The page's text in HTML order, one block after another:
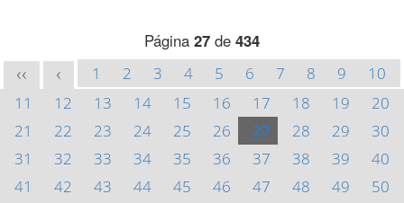
Página 27 de 434
<< < 1 2 3 4 5 6 7 8 9
10
11
12 13 14 15 16 17 18 19
20
21
22 23 24 25 26 27 28 29
30
31
32 33 34 35 36 37 38 39
40
41
42 43 44 45 46 47 48 49
50